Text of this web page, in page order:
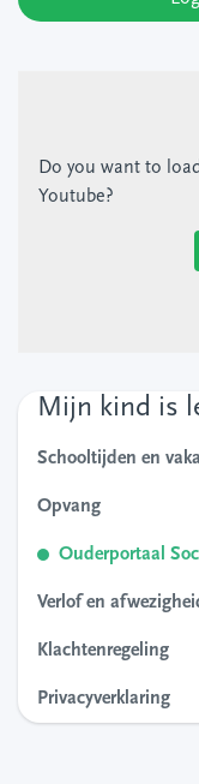
Do you want to
Youtube?
Mijn kind is
Schooltijden en
Opvang
Ouderportaal
Verlof en
Klachtenregeling
Privacyverklaring